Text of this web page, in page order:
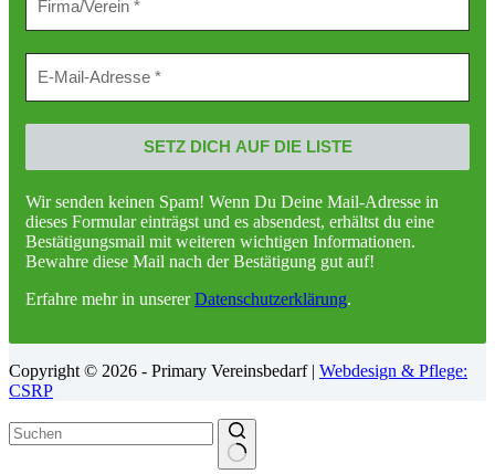
Wir senden keinen Spam! Wenn Du Deine Mail-Adresse in
dieses Formular einträgst und es absendest, erhältst du eine
Bestätigungsmail mit weiteren wichtigen Informationen.
Bewahre diese Mail nach der Bestätigung gut auf!
Erfahre mehr in unsererDatenschutzerklärung.
Copyright © 2026 - Primary Vereinsbedarf | Webdesign & Pflege:
CSRP